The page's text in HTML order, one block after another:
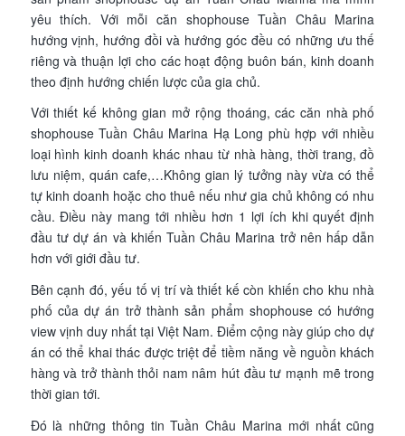
yêu thích. Với mỗi căn shophouse Tuần Châu Marina
hướng vịnh, hướng đồi và hướng góc đều có những ưu thế
riêng và thuận lợi cho các hoạt động buôn bán, kinh doanh
theo định hướng chiến lược của gia chủ.
Với thiết kế không gian mở rộng thoáng, các căn nhà phố
shophouse Tuần Châu Marina Hạ Long phù hợp với nhiều
loại hình kinh doanh khác nhau từ nhà hàng, thời trang, đồ
lưu niệm, quán cafe,…Không gian lý tưởng này vừa có thể
tự kinh doanh hoặc cho thuê nếu như gia chủ không có nhu
cầu. Điều này mang tới nhiều hơn 1 lợi ích khi quyết định
đầu tư dự án và khiến Tuần Châu Marina trở nên hấp dẫn
hơn với giới đầu tư.
Bên cạnh đó, yếu tố vị trí và thiết kế còn khiến cho khu nhà
phố của dự án trở thành sản phẩm shophouse có hướng
view vịnh duy nhất tại Việt Nam. Điểm cộng này giúp cho dự
án có thể khai thác được triệt để tiềm năng về nguồn khách
hàng và trở thành thỏi nam nâm hút đầu tư mạnh mẽ trong
thời gian tới.
Đó là những thông tin Tuần Châu Marina mới nhất cũng